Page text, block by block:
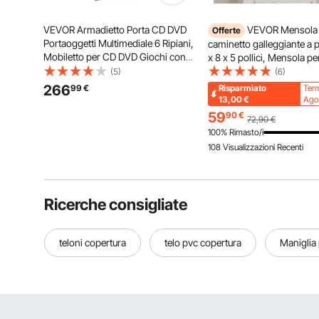
VEVOR Armadietto Porta CD DVD
Portaoggetti Multimediale 6 Ripiani,
Mobiletto per CD DVD Giochi con
Ante Ripiani Regolabili da Ufficio
Studio Soggiorno, Mobiletto
Portaoggetti 610x368x1270 mm,
(5)
26699€
Offerte VEVOR
caminetto galleggiante a
x 8 x 5 pollici, Mensola
caminetto galleggiante in
naturale, Capacità carico
Mensola per
soggiorno
(6)
Risparmiato
13,00€
5990€ 72,90 €
100% Rimasto/i
108 Visualizzazioni Recenti
Ricerche consigliate
teloni copertura telo pvc copertura Maniglia